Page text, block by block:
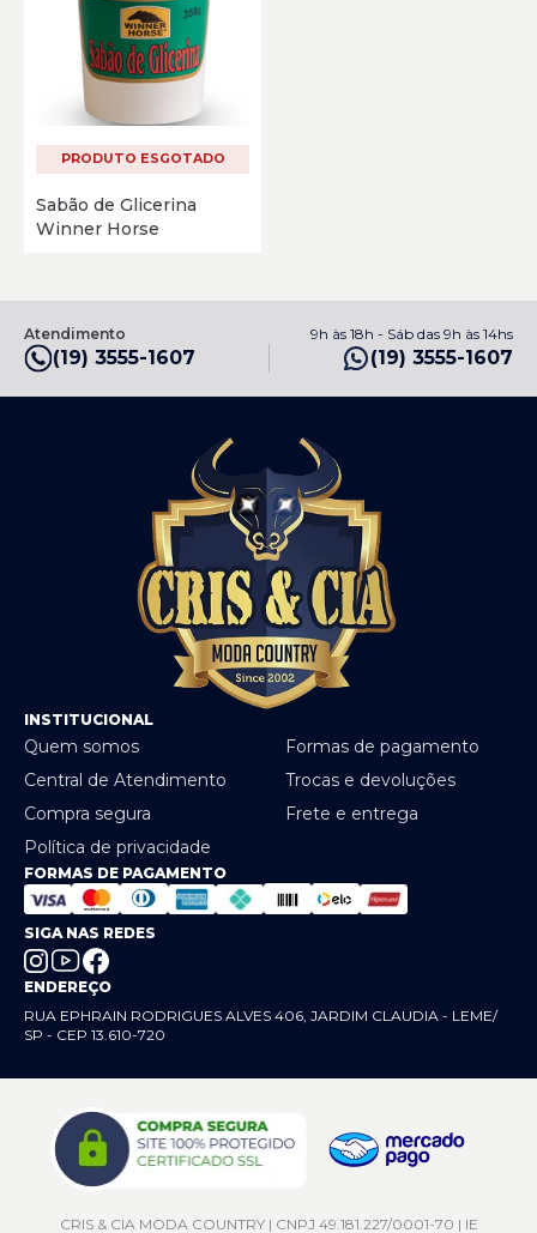
PRODUTO ESGOTADO
Sabão de Glicerina
Winner Horse
Atendimento 9h às 18h - Sáb das 9h às 14hs
(19) 3555-1607 (19) 3555-1607
INSTITUCIONAL
Quem somos
Formas de pagamento
Central de Atendimento
Trocas e devoluções
Compra segura
Frete e entrega
Política de privacidade
FORMAS DE PAGAMENTO
SIGA NAS REDES
ENDEREÇO
RUA EPHRAIN RODRIGUES ALVES 406, JARDIM CLAUDIA - LEME/
SP - CEP 13.610-720
CRIS & CIA MODA COUNTRY | CNPJ 49.181.227/0001-70 | IE